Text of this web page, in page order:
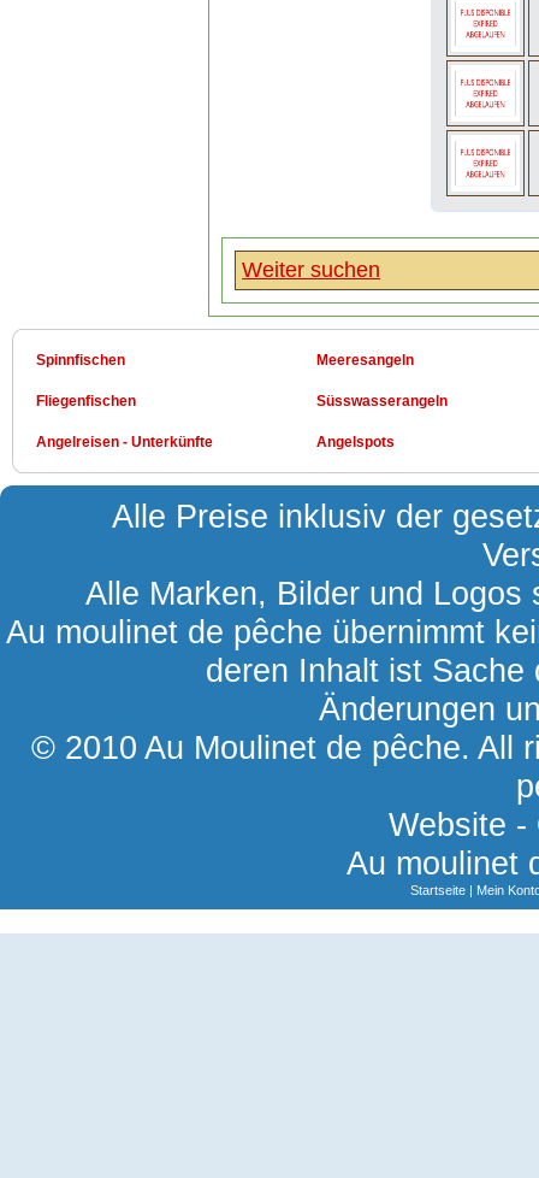
Weiter suchen
Spinnfischen Meeresangeln
Fliegenfischen Süsswasserangeln
Angelreisen - Unterkünfte Angelspots
Alle Preise inklusiv der
Alle Marken, Bilder und
Au moulinet de pêche übernimmt
deren Inhalt ist Sache
Änderungen
© 2010 Au Moulinet de pêche. All
Website -
Au moulinet
Startseite| Mein